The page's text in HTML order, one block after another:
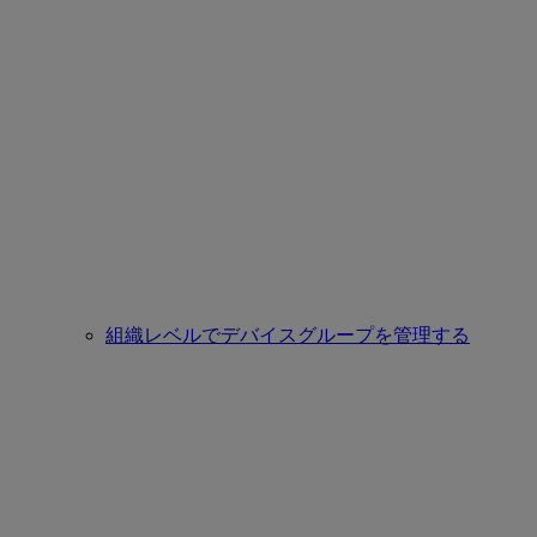
組織レベルでデバイスグループを管理する